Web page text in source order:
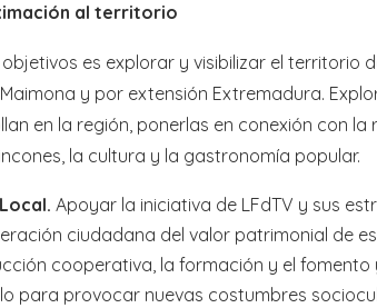
al territorio
objetivos es explorar y visibilizar el territorio
y por extensión Extremadura.
en la región, ponerlas en conexión con
la cultura y la gastronomía popular.
Apoyar la iniciativa de LFdTV y sus
ciudadana del valor patrimonial de
cooperativa, la formación y el
para provocar nuevas costumbres